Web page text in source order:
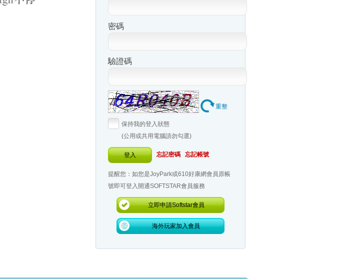
密碼
驗證碼
重整
保持我的登入狀態
(公用或共用電腦請勿勾選)
登入 忘記密碼 忘記帳號
提醒您：如您是JoyPark或610好康網會員原帳
號即可登入開通SOFTSTAR會員服務
立即申請Softstar會員
海外玩家加入會員